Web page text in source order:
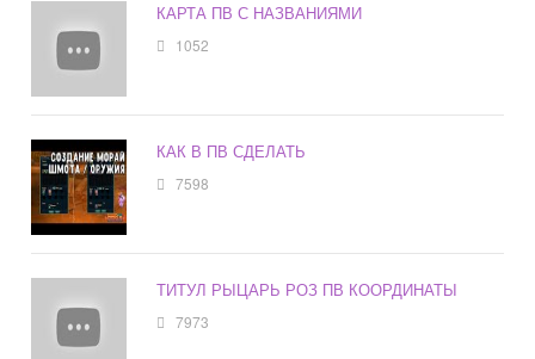
КАРТА ПВ С НАЗВАНИЯМИ
1052
КАК В ПВ СДЕЛАТЬ
7598
ТИТУЛ РЫЦАРЬ РОЗ ПВ КООРДИНАТЫ
7973